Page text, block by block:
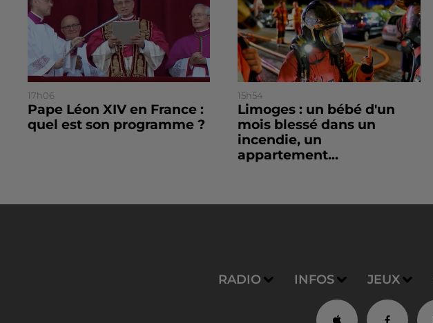
17h06
Pape Léon XIV en France :
quel est son programme ?
15h54
Limoges : un bébé d'un
mois blessé dans un
incendie, un
appartement...
RADIO INFOS JEUX